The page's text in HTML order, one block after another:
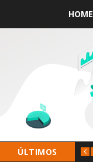
HOME
ÚLTIMOS
DATOS